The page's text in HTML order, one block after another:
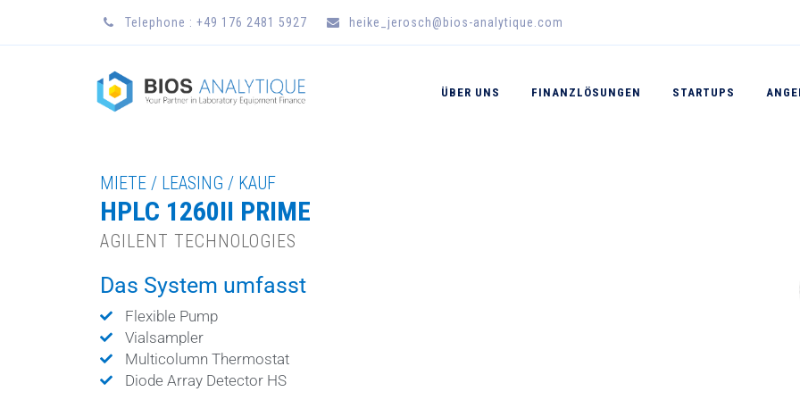
Telephone : +49 176 2481 5927 heike_jerosch@bios-analytique.com
ÜBER UNS FINANZLÖSUNGEN STARTUPS
MIETE / LEASING / KAUF
HPLC 1260II PRIME
AGILENT TECHNOLOGIES
Das System umfasst
Flexible Pump
Vialsampler
Multicolumn Thermostat
Diode Array Detector HS